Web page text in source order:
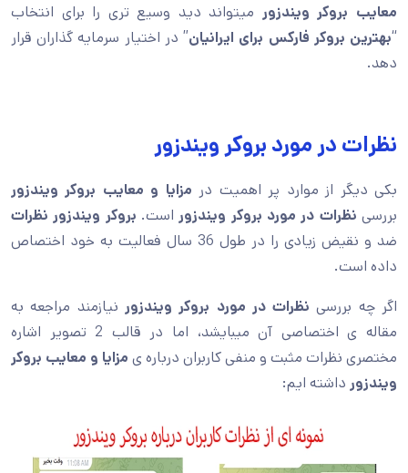
معایب بروکر ویندزور میتواند دید وسیع تری را برای انتخاب
“بهترین بروکر فارکس برای ایرانیان” در اختیار سرمایه گذاران قرار
دهد.
نظرات در مورد بروکر ویندزور
بکی دیگر از موارد پر اهمیت در مزایا و معایب بروکر ویندزور
بررسینظرات در مورد بروکر ویندزوراست. بروکر ویندزور نظرات
ضد و نقیض زیادی را در طول 36 سال فعالیت به خود اختصاص
داده است.
اگر چه بررسینظرات در مورد بروکر ویندزور نیازمند مراجعه به
مقاله ی اختصاصی آن میبایشد، اما در قالب 2 تصویر اشاره
مختصری نظرات مثبت و منفی کاربران درباره ی مزایا و معایب بروکر
ویندزور داشته ایم: